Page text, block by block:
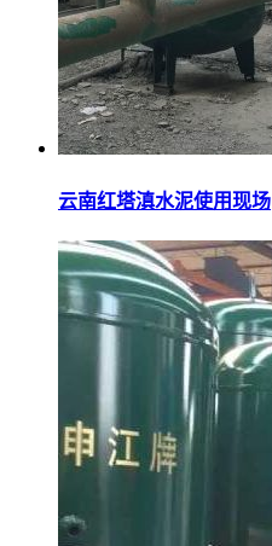
云南红塔滇水泥使用现场